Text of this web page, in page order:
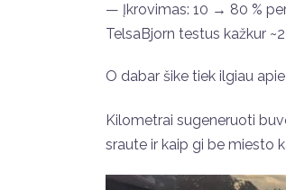
— Įkrovimas: 10 → 80 %
TelsaBjorn testus kažkur
O dabar šike tiek ilgiau
Kilometrai sugeneruoti
sraute ir kaip gi be miesto